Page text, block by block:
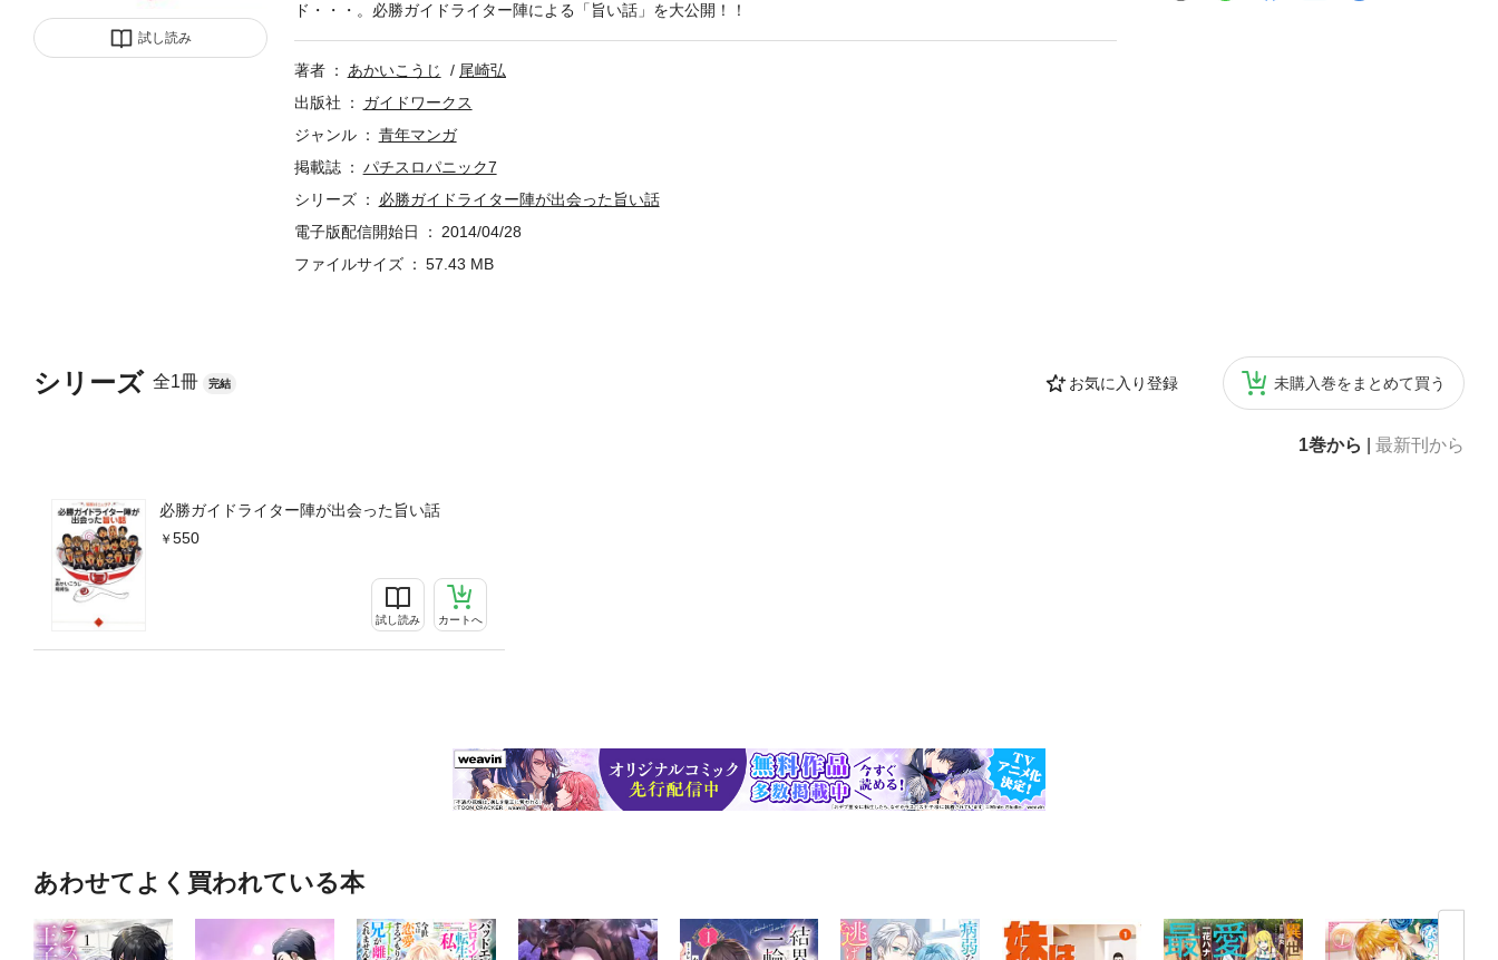
試し読み
シリーズ 全1冊 完結 お気に入り登録 未購入巻をまとめて買う
1巻から 最新刊から
必勝ガイドライター陣が出会った旨い話
550
試し読み カートへ
ド・・・。必勝ガイドライター陣による「旨い話」を大公開！！
著者 あかいこうじ
尾崎弘
出版社
ガイドワークス
ジャンル
青年マンガ
掲載誌
パチスロパニック7
シリーズ
必勝ガイドライター陣が出会った旨い話
電子版配信開始日
2014/04/28
ファイルサイズ
57.43 MB
あわせてよく買われている本